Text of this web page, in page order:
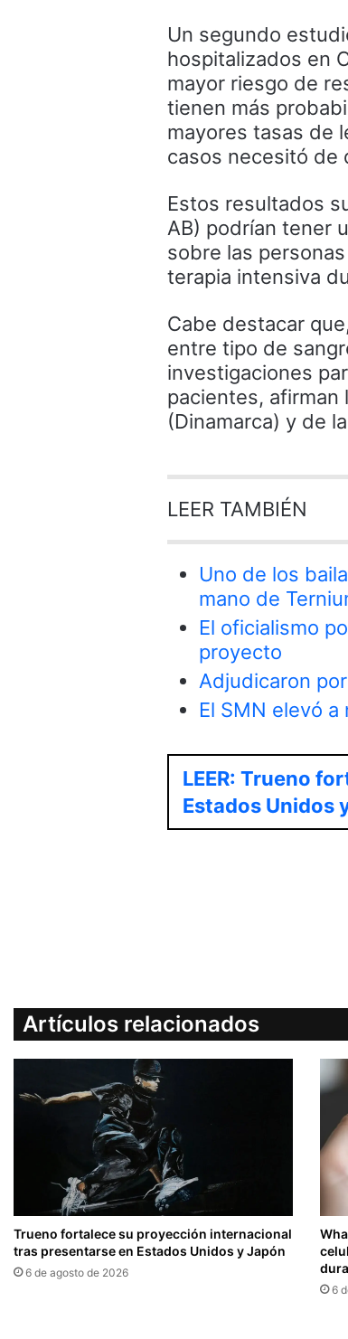
Un segundo
hospitalizados en
mayor riesgo de
tienen más
mayores tasas de
casos necesitó de
Estos resultados
AB) podrían tener
sobre las
terapia intensiva
Cabe destacar
entre tipo de
investigaciones
pacientes,
(Dinamarca) y de
LEER TAMBIÉN
Uno de los
mano de
El oficialismo
proyecto
Adjudicaron
El SMN elevó
LEER: Trueno
Estados Unidos
Artículos relacionados
Trueno fortalece su proyección internacional
tras presentarse en Estados Unidos y Japón
6 de agosto de 2026
6